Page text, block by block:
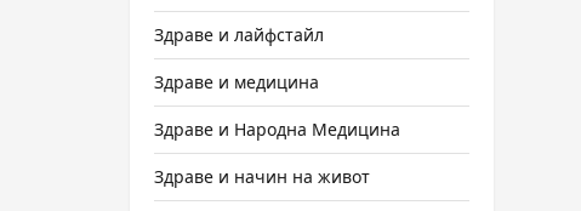
Здраве и лайфстайл
Здраве и медицина
Здраве и Народна Медицина
Здраве и начин на живот